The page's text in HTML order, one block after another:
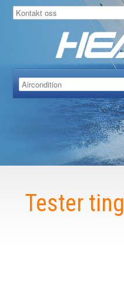
Tester ting